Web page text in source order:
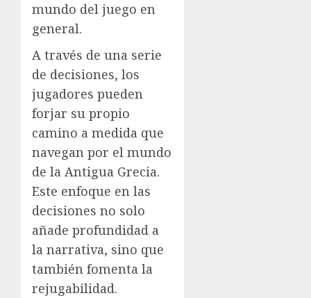
mundo del juego en
general.
A través de una serie
de decisiones, los
jugadores pueden
forjar su propio
camino a medida que
navegan por el mundo
de la Antigua Grecia.
Este enfoque en las
decisiones no solo
añade profundidad a
la narrativa, sino que
también fomenta la
rejugabilidad.